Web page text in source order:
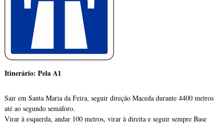
Itinerário: Pela A1
Sair em Santa Maria da Feira, seguir direção Maceda durante 4400 metros
até ao segundo semáforo.
Virar à esquerda, andar 100 metros, virar à direita e seguir sempre Base